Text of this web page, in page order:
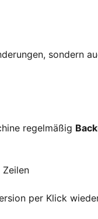
sondern
regelmäßig
per Klick